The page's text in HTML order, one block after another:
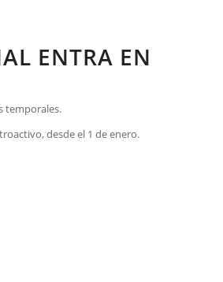
ENTRA EN
temporales.
desde el 1 de enero.